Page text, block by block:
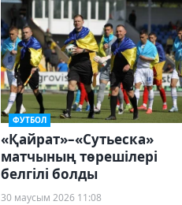
ФУТБОЛ
«Қайрат»–«Сутьеска»
матчының төрешілері
белгілі болды
30 маусым 2026 11:08